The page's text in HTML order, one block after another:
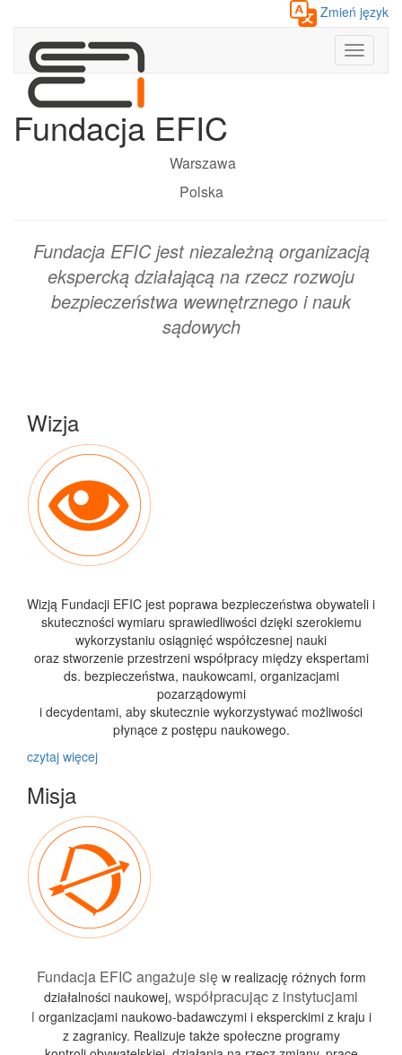
Zmień język
Toggle
Fundacja EFIC
Warszawa
Polska
Fundacja EFIC jest niezależną organizacją
ekspercką działającą na rzecz rozwoju
bezpieczeństwa wewnętrznego i nauk
sądowych
Wizja
Wizją Fundacji EFIC jest poprawa bezpieczeństwa obywateli i
skuteczności wymiaru sprawiedliwości dzięki szerokiemu
wykorzystaniu osiągnięć współczesnej nauki
oraz stworzenie przestrzeni współpracy między ekspertami
ds. bezpieczeństwa, naukowcami, organizacjami
pozarządowymi
i decydentami, aby skutecznie wykorzystywać możliwości
płynące z postępu naukowego.
czytaj więcej
Misja
Fundacja EFIC angażuje sięw realizację różnych form
działalności naukowej, współpracując z instytucjami
i organizacjami naukowo-badawczymi i eksperckimi z kraju i
z zagranicy. Realizuje także społeczne programy